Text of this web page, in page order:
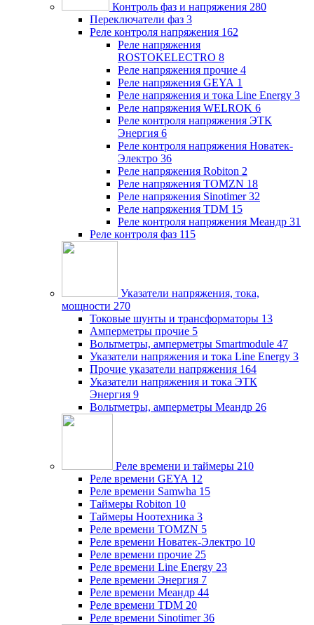
Контроль фаз и напряжения 280
Переключатели фаз 3
Реле контроля напряжения 162
Реле напряжения
ROSTOKELECTRO 8
Реле напряжения прочие 4
Реле напряжения GEYA 1
Реле напряжения и тока Line Energy 3
Реле напряжения WELROK 6
Реле контроля напряжения ЭТК
Энергия 6
Реле контроля напряжения Новатек-
Электро 36
Реле напряжения Robiton 2
Реле напряжения TOMZN 18
Реле напряжения Sinotimer 32
Реле напряжения TDM 15
Реле контроля напряжения Меандр 31
Реле контроля фаз 115
Указатели напряжения, тока,
мощности 270
Токовые шунты и трансформаторы 13
Амперметры прочие 5
Вольтметры, амперметры Smartmodule 47
Указатели напряжения и тока Line Energy 3
Прочие указатели напряжения 164
Указатели напряжения и тока ЭТК
Энергия 9
Вольтметры, амперметры Меандр 26
Реле времени и таймеры 210
Реле времени GEYA 12
Реле времени Samwha 15
Таймеры Robiton 10
Таймеры Ноотехника 3
Реле времени TOMZN 5
Реле времени Новатек-Электро 10
Реле времени прочие 25
Реле времени Line Energy 23
Реле времени Энергия 7
Реле времени Меандр 44
Реле времени TDM 20
Реле времени Sinotimer 36